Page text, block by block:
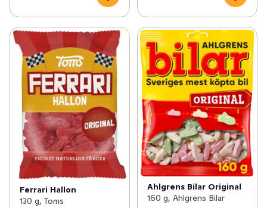
Ferrari Hallon
130 g, Toms
Ahlgrens Bilar Original
160 g, Ahlgrens Bilar